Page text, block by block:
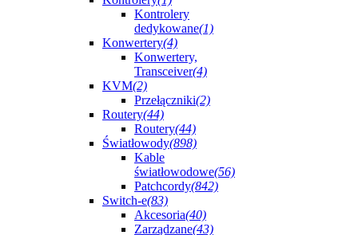
Kontrolery
dedykowane(1)
Konwertery(4)
Konwertery,
Transceiver(4)
KVM(2)
Przełączniki(2)
Routery(44)
Routery(44)
Światłowody(898)
Kable
światłowodowe(56)
Patchcordy(842)
Switch-e(83)
Akcesoria(40)
Zarządzane(43)